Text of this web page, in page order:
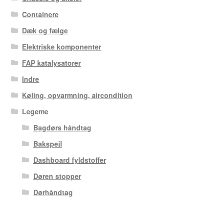
Containere
Dæk og fælge
Elektriske komponenter
FAP katalysatorer
Indre
Køling, opvarmning, aircondition
Legeme
Bagdørs håndtag
Bakspejl
Dashboard fyldstoffer
Døren stopper
Dørhåndtag